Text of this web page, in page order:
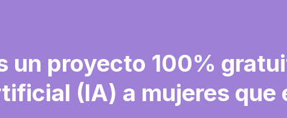
un proyecto 100%
(IA) a mujeres